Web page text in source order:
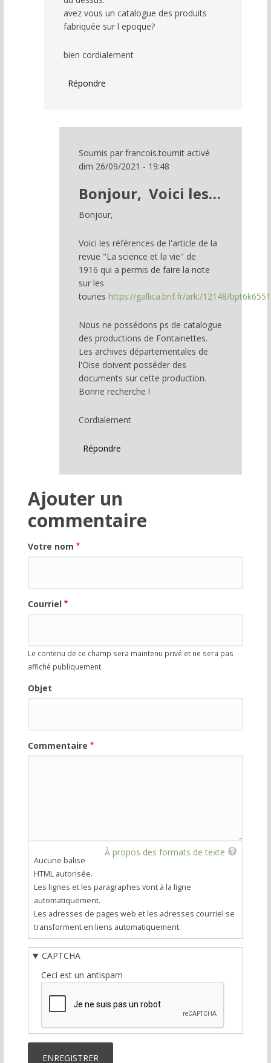
vérifié)
avez vous un catalogue des produits
fabriquée sur l epoque?
bien cordialement
Répondre
Soumis par francois.toumit activé
dim 26/09/2021 - 19:48
réponse
grand
par
CHRISTOPHE
BOULY
(non
vérifié)
Bonjour, Voici les…
Bonjour,
Voici les références de l'article de la
revue "La science et la vie" de
1916 qui a permis de faire la note
sur les
touries https://gallica.bnf.fr/ark:/12148/
Nous ne possédons ps de catalogue
des productions de Fontainettes.
Les archives départementales de
l'Oise doivent posséder des
documents sur cette production.
Bonne recherche !
Cordialement
Répondre
Ajouter un
commentaire
Votre nom
Courriel
Le contenu de ce champ sera maintenu privé et ne sera pas
affiché publiquement.
Objet
Commentaire
À propos des formats de texte
Aucune balise
HTML autorisée.
Les lignes et les paragraphes vont à la ligne
automatiquement.
Les adresses de pages web et les adresses courriel se
transforment en liens automatiquement.
CAPTCHA
Ceci est un antispam